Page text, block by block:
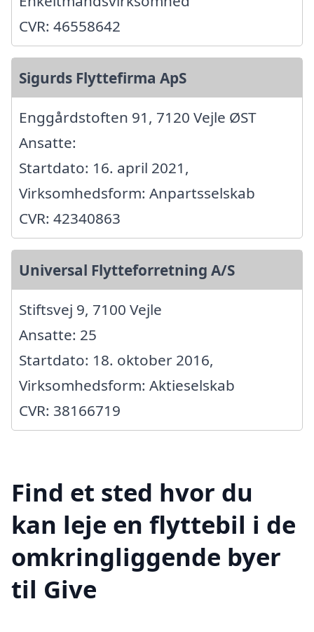
CVR: 46558642
Sigurds Flyttefirma ApS
Enggårdstoften 91, 7120 Vejle ØST
Ansatte:
Startdato: 16. april 2021,
Virksomhedsform: Anpartsselskab
CVR: 42340863
Universal Flytteforretning A/S
Stiftsvej 9, 7100 Vejle
Ansatte: 25
Startdato: 18. oktober 2016,
Virksomhedsform: Aktieselskab
CVR: 38166719
Find et sted hvor du
kan leje en flyttebil i de
omkringliggende byer
til Give